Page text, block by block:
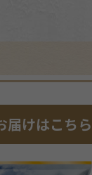
届けはこちら